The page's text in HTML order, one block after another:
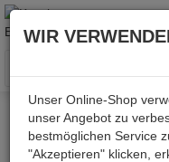
Menü
Weiter einkaufen
WIR
Unser Online-Shop
unser Angebot zu
bestmöglichen Service
"Akzeptieren" klicken,